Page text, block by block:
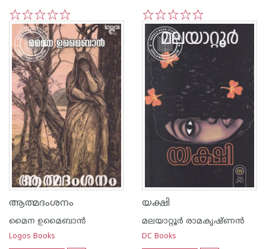
5
4
3
2
1 5
4
3
2
1
ആത്മദംശനം
മൈന ഉമൈബാന്‍
Logos Books
യക്ഷി
മലയാറ്റൂര്‍ രാമകൃഷ്ണന്‍
DC Books